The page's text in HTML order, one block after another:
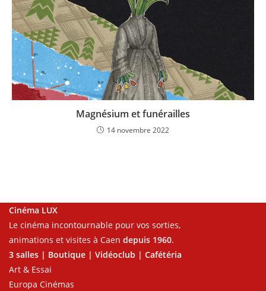
Magnésium et funérailles
14 novembre 2022
Cinéma LUX
Le cinéma incontournable pour vos sorties,
animations et visites à Caen depuis 1960.
3 salles | Boutique | Vidéoclub | Cafétéria
Art & Essai
Europa Cinémas